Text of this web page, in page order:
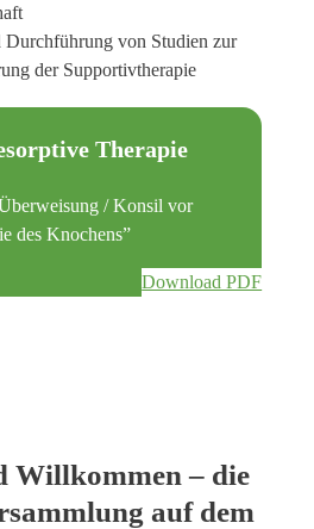
von Studien zur
der Supportivtherapie
Therapie
/ Konsil vor
des Knochens”
Download PDF
Willkommen – die
auf dem